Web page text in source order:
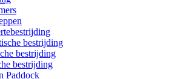
bestrijding
bestrijding
bestrijding
Paddock